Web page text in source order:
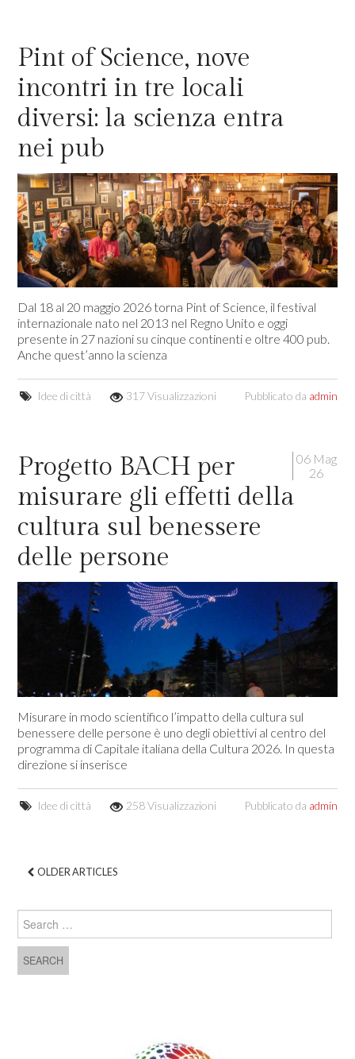
Pint of Science, nove
incontri in tre locali
diversi: la scienza entra
nei pub
Dal 18 al 20 maggio 2026 torna Pint of Science, il festival
internazionale nato nel 2013 nel Regno Unito e oggi
presente in 27 nazioni su cinque continenti e oltre 400 pub.
Anche quest’anno la scienza
Idee di città 317 Visualizzazioni Pubblicato da admin
06 Mag
26
Progetto BACH per
misurare gli effetti della
cultura sul benessere
delle persone
Misurare in modo scientifico l’impatto della cultura sul
benessere delle persone è uno degli obiettivi al centro del
programma di Capitale italiana della Cultura 2026. In questa
direzione si inserisce
Idee di città 258 Visualizzazioni Pubblicato da admin
OLDER ARTICLES
Search for: